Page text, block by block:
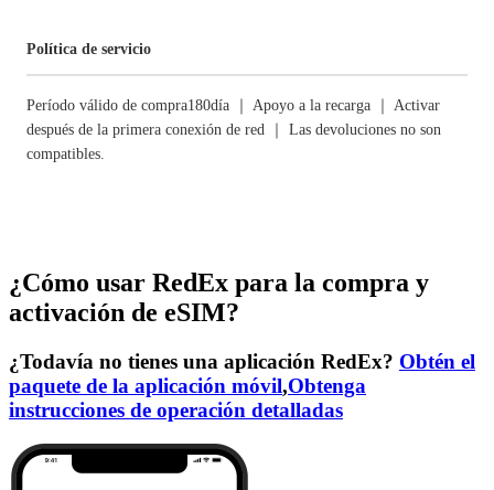
Política de servicio
Período válido de compra180día ｜ Apoyo a la recarga ｜ Activar
después de la primera conexión de red ｜ Las devoluciones no son
compatibles.
¿Cómo usar RedEx para la compra y
activación de eSIM?
¿Todavía no tienes una aplicación RedEx? Obtén el
paquete de la aplicación móvil,Obtenga
instrucciones de operación detalladas